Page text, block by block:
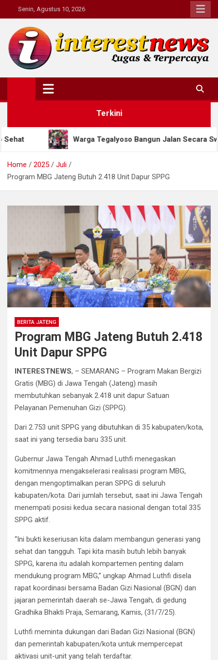
to
content
Senin, Agustus 10, 2026
Interestnews.or.id
Terkini
Warga Tegalyoso Bangun Jalan Secara Swadaya, Habiskan
Home 2025
Juli
Program MBG Jateng Butuh 2.418 Unit Dapur SPPG
BERITA JATENG
Program MBG Jateng Butuh 2.418
Unit Dapur SPPG
INTERESTNEWS, – SEMARANG – Program Makan Bergizi
Gratis (MBG) di Jawa Tengah (Jateng) masih
membutuhkan sebanyak 2.418 unit dapur Satuan
Pelayanan Pemenuhan Gizi (SPPG).
Dari 2.753 unit SPPG yang dibutuhkan di 35 kabupaten/kota,
saat ini yang tersedia baru 335 unit.
Gubernur Jawa Tengah Ahmad Luthfi menegaskan
komitmennya mengakselerasi realisasi program MBG,
dengan mengoptimalkan peran SPPG di seluruh
kabupaten/kota. Dari jumlah tersebut, saat ini Jawa Tengah
menempati posisi kedua secara nasional dengan total 335
SPPG aktif.
“Ini bukti keseriusan kita dalam membangun generasi yang
sehat dan tangguh. Tapi kita masih butuh lebih banyak
SPPG, karena itu adalah kompartemen penting dalam
mendukung program MBG,” ungkap Ahmad Luthfi disela
rapat koordinasi bersama Badan Gizi Nasional (BGN) dan
jajaran pemerintah daerah se-Jawa Tengah, di gedung
Gradhika Bhakti Praja, Semarang, Kamis, (31/7/25).
Luthfi meminta dukungan dari Badan Gizi Nasional (BGN)
dan pemerintah kabupaten/kota untuk mempercepat
aktivasi unit-unit yang telah terdaftar.